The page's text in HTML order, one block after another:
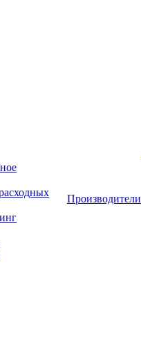
Производители